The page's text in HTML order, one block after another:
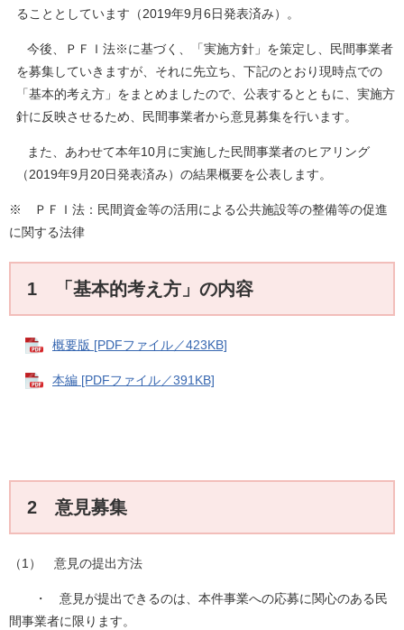
ることとしています（2019年9月6日発表済み）。
今後、ＰＦＩ法※に基づく、「実施方針」を策定し、民間事業者
を募集していきますが、それに先立ち、下記のとおり現時点での
「基本的考え方」をまとめましたので、公表するとともに、実施方
針に反映させるため、民間事業者から意見募集を行います。
また、あわせて本年10月に実施した民間事業者のヒアリング
（2019年9月20日発表済み）の結果概要を公表します。
※ ＰＦＩ法：民間資金等の活用による公共施設等の整備等の促進
に関する法律
1 「基本的考え方」の内容
概要版 [PDFファイル／423KB]
本編 [PDFファイル／391KB]
2 意見募集
（1） 意見の提出方法
・ 意見が提出できるのは、本件事業への応募に関心のある民
間事業者に限ります。